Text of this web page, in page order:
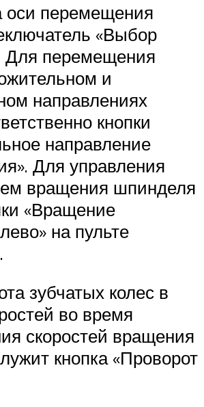
перемещения
«Выбор
Для перемещения
и
направлениях
кнопки
направление
Для управления
вращения шпинделя
«Вращение
на пульте
зубчатых колес в
во время
скоростей вращения
кнопка «Проворот